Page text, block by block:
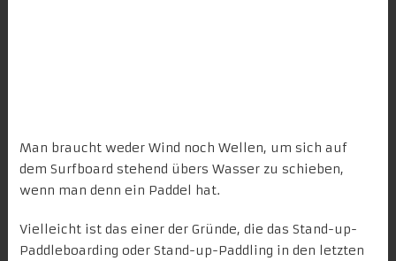
Man braucht weder Wind noch Wellen, um sich auf
dem Surfboard stehend übers Wasser zu schieben,
wenn man denn ein Paddel hat.
Vielleicht ist das einer der Gründe, die das Stand-up-
Paddleboarding oder Stand-up-Paddling in den letzten